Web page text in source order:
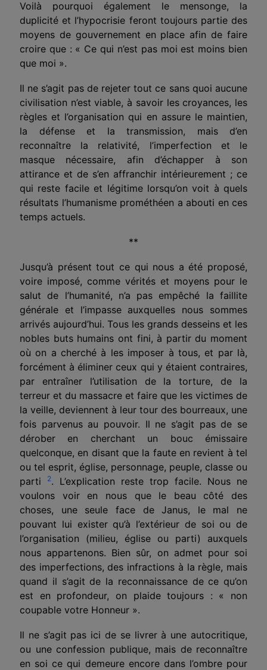
Voilà pourquoi également le mensonge, la
duplicité et l’hypocrisie feront toujours partie des
moyens de gouver­nement en place afin de faire
croire que : « Ce qui n’est pas moi est moins bien
que moi ».
Il ne s’agit pas de rejeter tout ce sans quoi aucune
civi­lisation n’est viable, à savoir les croyances, les
règles et l’orga­nisation qui en assure le maintien,
la défense et la transmission, mais d’en
reconnaître la relativité, l’imperfection et le
masque nécessaire, afin d’échapper à son
attirance et de s’en affranchir intérieurement ; ce
qui reste facile et légitime lorsqu’on voit à quels
résultats l’humanisme prométhéen a abouti en ces
temps actuels.
**
Jusqu’à présent tout ce qui nous a été proposé,
voire imposé, comme vérités et moyens pour le
salut de l’humanité, n’a pas empêché la faillite
générale et l’impasse auxquelles nous sommes
arrivés aujourd’hui. Tous les grands desseins et les
nobles buts humains ont fini, à partir du moment
où on a cherché à les imposer à tous, et par là,
forcément à éliminer ceux qui y étaient contraires,
par entraîner l’utilisation de la torture, de la
terreur et du massacre et faire que les victimes de
la veille, deviennent à leur tour des bourreaux, une
fois parvenus au pouvoir. Il ne s’agit pas de se
dérober en cherchant un bouc émissaire
quelconque, en disant que la faute en revient à tel
ou tel esprit, église, personnage, peuple, classe ou
parti
2. L’explication reste trop facile. Nous ne
voulons voir en nous que le beau côté des
choses, une seule face de Janus, le mal ne
pouvant lui exister qu’à l’extérieur de soi ou de
l’organisation (milieu, église ou parti) auxquels
nous appartenons. Bien sûr, on admet pour soi
des imperfections, des infractions à la règle, mais
quand il s’agit de la reconnaissance de ce qu’on
est en profondeur, on plaide toujours : « non
coupable votre Honneur ».
Il ne s’agit pas ici de se livrer à une autocritique,
ou une confession publique, mais de reconnaître
en soi ce qui demeure encore dans l’ombre pour